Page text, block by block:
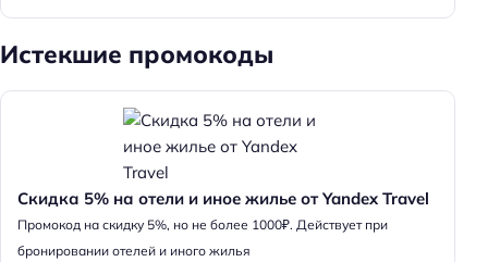
Истекшие промокоды
Скидка 5% на отели и иное жилье от Yandex Travel
Промокод на скидку 5%, но не более 1000₽. Действует при
бронировании отелей и иного жилья